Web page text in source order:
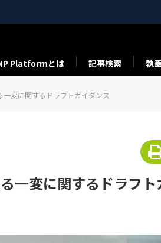
Platformとは 記事検索 執
一変に関するドラフトガイダンス
一変に関するドラフト